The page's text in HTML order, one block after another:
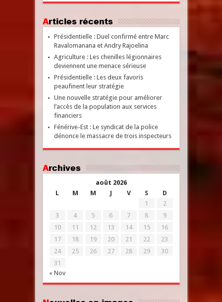
Articles récents
Présidentielle : Duel confirmé entre Marc
Ravalomanana et Andry Rajoelina
Agriculture : Les chenilles légionnaires
deviennent une menace sérieuse
Présidentielle : Les deux favoris
peaufinent leur stratégie
Une nouvelle stratégie pour améliorer
l’accès de la population aux services
financiers
Fénérive-Est : Le syndicat de la police
dénonce le massacre de trois inspecteurs
Archives
août 2026
L
M M J V S D
« Nov
1
2
3
4 5 6 7 8
9
10
11 12 13 14 15
16
17
18 19 20 21 22
23
24
25 26 27 28 29
30
31